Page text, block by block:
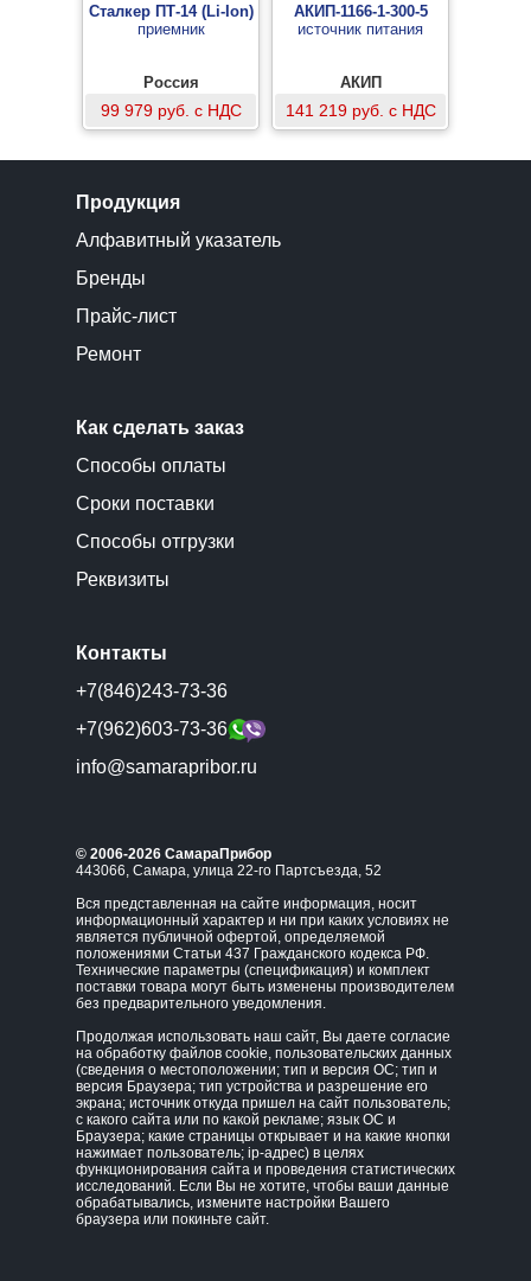
Сталкер ПТ-14 (Li-Ion)
приемник
Россия
99 979 руб. с НДС
АКИП-1166-1-300-5
источник питания
АКИП
141 219 руб. с НДС
Продукция
Алфавитный указатель
Бренды
Прайс-лист
Ремонт
Как сделать заказ
Способы оплаты
Сроки поставки
Способы отгрузки
Реквизиты
Контакты
+7(846)243-73-36
+7(962)603-73-36
info@samarapribor.ru
© 2006-2026 СамараПрибор
443066, Самара, улица 22-го Партсъезда, 52
Вся представленная на сайте информация, носит
информационный характер и ни при каких условиях не
является публичной офертой, определяемой
положениями Статьи 437 Гражданского кодекса РФ.
Технические параметры (спецификация) и комплект
поставки товара могут быть изменены производителем
без предварительного уведомления.
Продолжая использовать наш сайт, Вы даете согласие
на обработку файлов cookie, пользовательских данных
(сведения о местоположении; тип и версия ОС; тип и
версия Браузера; тип устройства и разрешение его
экрана; источник откуда пришел на сайт пользователь;
с какого сайта или по какой рекламе; язык ОС и
Браузера; какие страницы открывает и на какие кнопки
нажимает пользователь; ip-адрес) в целях
функционирования сайта и проведения статистических
исследований. Если Вы не хотите, чтобы ваши данные
обрабатывались, измените настройки Вашего
браузера или покиньте сайт.